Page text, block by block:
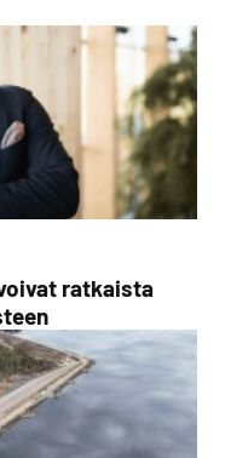
ratkaista